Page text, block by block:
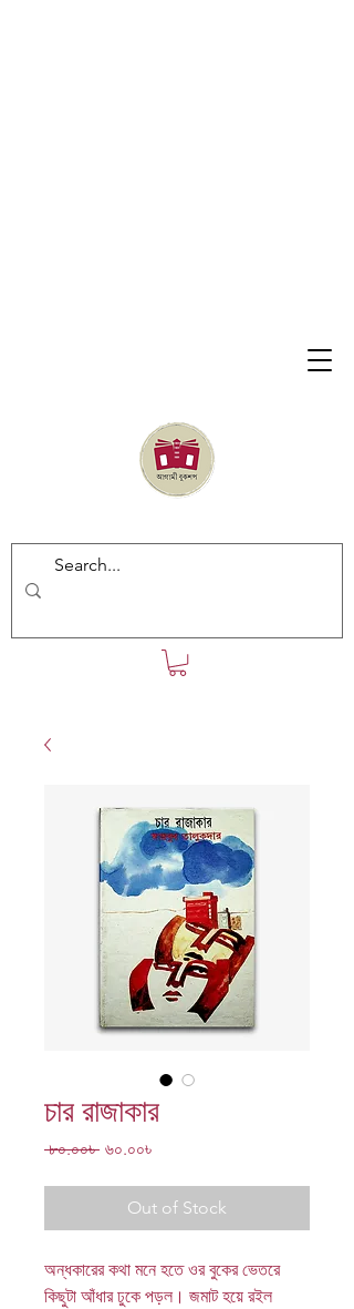
চার রাজাকার
৮০.০০৳ Regular
৬০.০০৳Sale
Out of Stock
অন্ধকারের কথা মনে হতে ওর বুকের ভেতরে
কিছুটা আঁধার ঢুকে পড়ল। জমাট হয়ে রইল